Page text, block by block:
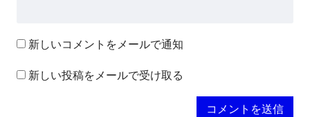
新しいコメントをメールで通知
新しい投稿をメールで受け取る